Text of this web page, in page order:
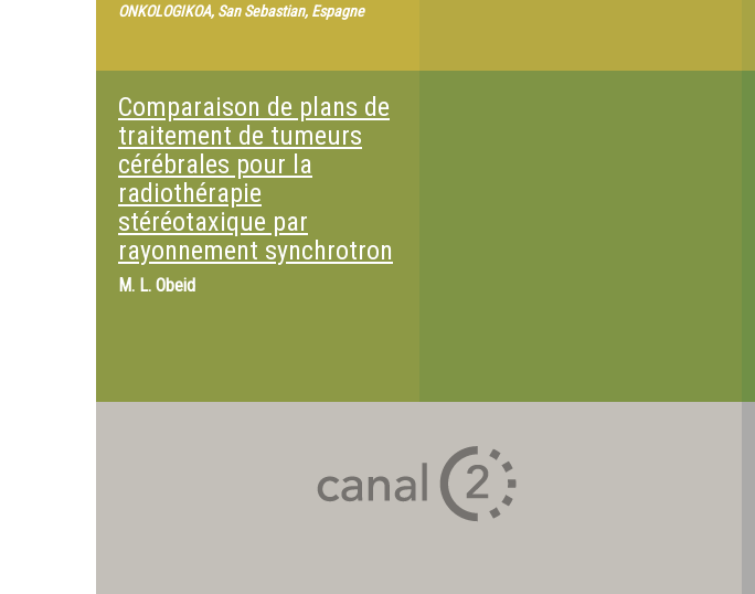
ONKOLOGIKOA, San Sebastian, Espagne
Comparaison de plans de
traitement de tumeurs
cérébrales pour la
radiothérapie
stéréotaxique par
rayonnement synchrotron
M. L. Obeid